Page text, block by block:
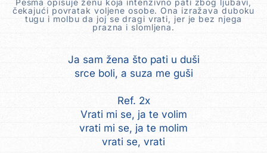
čekajući povratak voljene osobe. Ona izražava duboku
tugu i molbu da joj se dragi vrati, jer je bez njega
prazna i slomljena.
Ja sam žena što pati u duši
srce boli, a suza me guši
Ref. 2x
Vrati mi se, ja te volim
vrati mi se, ja te molim
vrati se, vrati